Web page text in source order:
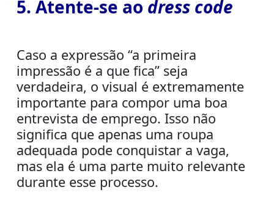
5. Atente-se ao dress code
Caso a expressão “a primeira
impressão é a que fica” seja
verdadeira, o visual é extremamente
importante para compor uma boa
entrevista de emprego. Isso não
significa que apenas uma roupa
adequada pode conquistar a vaga,
mas ela é uma parte muito relevante
durante esse processo.